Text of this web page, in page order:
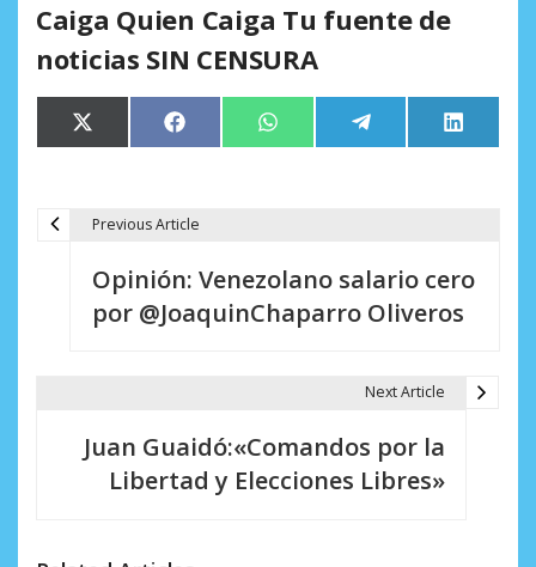
Caiga Quien Caiga Tu fuente de
noticias SIN CENSURA
Compartir
en
X
(Twitter)
Compartir
en
Facebook Compartir
en
WhatsApp Compartir
en
Telegram
en
LinkedIn
Previous Article
Opinión: Venezolano salario cero
por @JoaquinChaparro Oliveros
Next Article
Juan Guaidó:«Comandos por la
Libertad y Elecciones Libres»